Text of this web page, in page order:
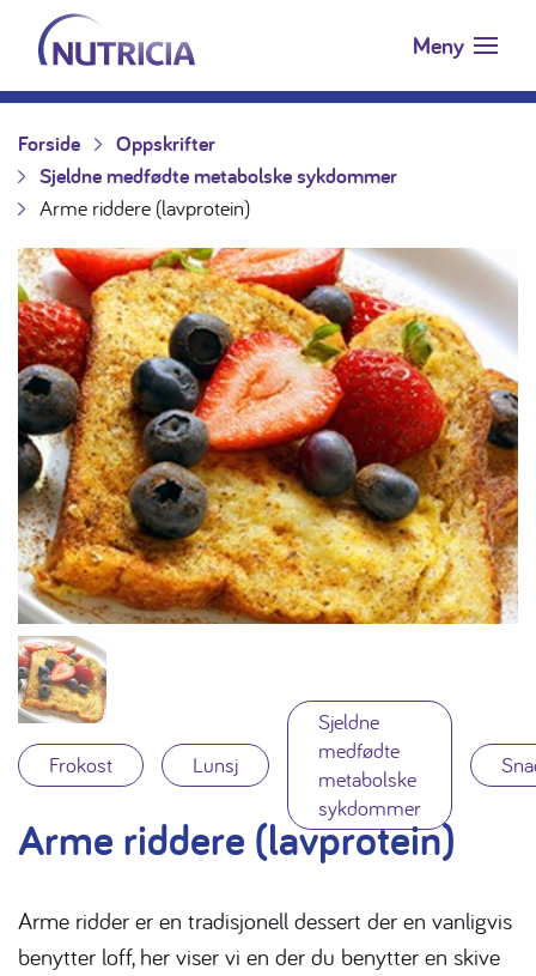
Hopp til innholdet
Nutricia.no Meny
Forside
Oppskrifter
Sjeldne medfødte metabolske sykdommer
Arme riddere (lavprotein)
Frokost Lunsj
Sjeldne
medfødte
metabolske
sykdommer
Arme riddere (lavprotein)
Arme ridder er en tradisjonell dessert der en vanligvis
benytter loff, her viser vi en der du benytter en skive